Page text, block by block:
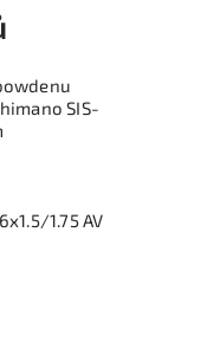
SIS-
1.75 AV